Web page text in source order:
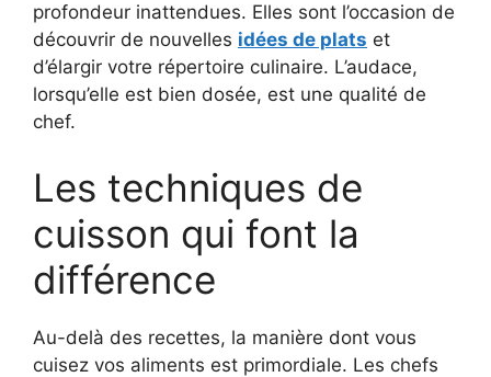
profondeur inattendues. Elles sont l’occasion de
découvrir de nouvelles idées de plats et
d’élargir votre répertoire culinaire. L’audace,
lorsqu’elle est bien dosée, est une qualité de
chef.
Les techniques de
cuisson qui font la
différence
Au-delà des recettes, la manière dont vous
cuisez vos aliments est primordiale. Les chefs